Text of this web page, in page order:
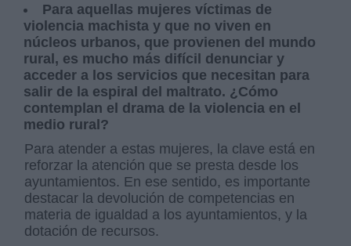
Para aquellas mujeres víctimas de
violencia machista y que no viven en
núcleos urbanos, que provienen del mundo
rural, es mucho más difícil denunciar y
acceder a los servicios que necesitan para
salir de la espiral del maltrato. ¿Cómo
contemplan el drama de la violencia en el
medio rural?
Para atender a estas mujeres, la clave está en
reforzar la atención que se presta desde los
ayuntamientos. En ese sentido, es importante
destacar la devolución de competencias en
materia de igualdad a los ayuntamientos, y la
dotación de recursos.